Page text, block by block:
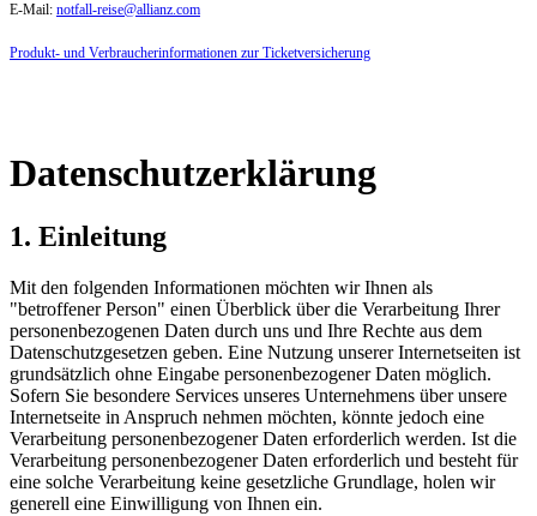
E-Mail: notfall-reise@allianz.com
Produkt- und Verbraucherinformationen zur Ticketversicherung
Datenschutzerklärung
1. Einleitung
Mit den folgenden Informationen möchten wir Ihnen als
"betroffener Person" einen Überblick über die Verarbeitung Ihrer
personenbezogenen Daten durch uns und Ihre Rechte aus dem
Datenschutzgesetzen geben. Eine Nutzung unserer Internetseiten ist
grundsätzlich ohne Eingabe personenbezogener Daten möglich.
Sofern Sie besondere Services unseres Unternehmens über unsere
Internetseite in Anspruch nehmen möchten, könnte jedoch eine
Verarbeitung personenbezogener Daten erforderlich werden. Ist die
Verarbeitung personenbezogener Daten erforderlich und besteht für
eine solche Verarbeitung keine gesetzliche Grundlage, holen wir
generell eine Einwilligung von Ihnen ein.